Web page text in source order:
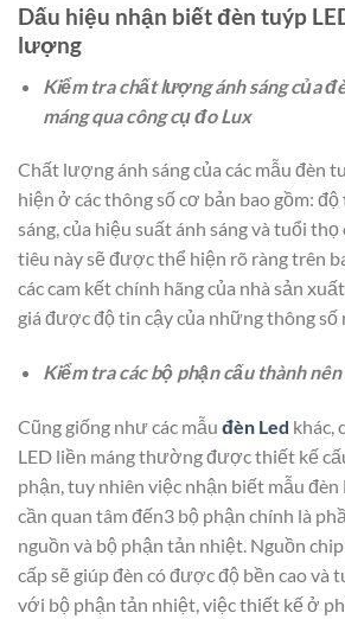
Dấu hiệu nhận biết đèn tuýp
lượng
Kiểm tra chất lượng ánh sáng của
máng qua công cụ đo Lux
Chất lượng ánh sáng của các mẫu đèn
hiện ở các thông số cơ bản bao gồm:
sáng, của hiệu suất ánh sáng và tuổi
tiêu này sẽ được thể hiện rõ ràng trên
các cam kết chính hãng của nhà sản
giá được độ tin cậy của những thông số
Kiểm tra các bộ phận cấu thành
Cũng giống như các mẫu đèn Led khác,
LED liền máng thường được thiết kế
phận, tuy nhiên việc nhận biết mẫu đèn
cần quan tâm đến3 bộ phận chính là
nguồn và bộ phận tản nhiệt. Nguồn
cấp sẽ giúp đèn có được độ bền cao và
với bộ phận tản nhiệt, việc thiết kế ở